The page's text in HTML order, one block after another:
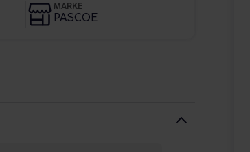
MARKE
PASCOE